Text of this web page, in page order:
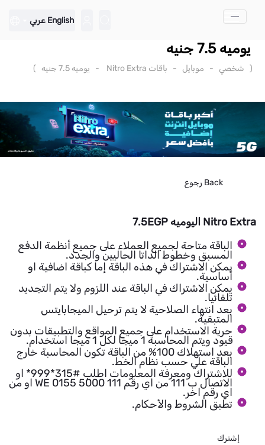
تخطي إلى المحتوى الرئيسي
English عربي
يوميه 7.5 جنيه
( شخصي - موبايل - باقات Nitro Extra - يوميه 7.5 جنيه )
Back رجوع
Nitro Extra اليوميه 7.5EGP
الباقة متاحة لجميع العملاء على جميع أنظمة الدفع
المسبق وخطوط الداتا الحاليين والجدد.
يمكن الاشتراك في هذه الباقة إما كباقة اضافية او
أساسية.
يمكن الاشتراك في الباقة عند اللزوم ولا يتم التجديد
تلقائيا.
بعد انتهاء الصلاحية لا يتم ترحيل الميجابايتس
المتبقية.
حرية الاستخدام على جميع المواقع والتطبيقات بدون
قيود ويتم المحاسبة 1 ميجا لكل 1 ميجا استخدام.
بعد استهلاك 100% من الباقة تكون المحاسبة خارج
الباقة علي حسب نظام الخط.
للاشتراك ومعرفة المعلومات اطلب #315*999* او
الاتصال ب 111 من اي رقم WE 0155 5000 111 او من
اي رقم اخر.
تطبق الشروط والأحكام.
إشترك